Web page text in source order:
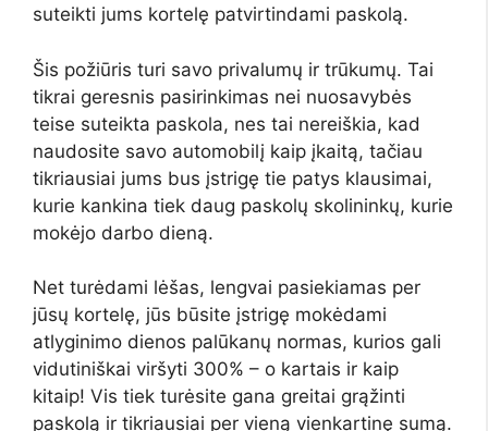
suteikti jums kortelę patvirtindami paskolą.
Šis požiūris turi savo privalumų ir trūkumų. Tai
tikrai geresnis pasirinkimas nei nuosavybės
teise suteikta paskola, nes tai nereiškia, kad
naudosite savo automobilį kaip įkaitą, tačiau
tikriausiai jums bus įstrigę tie patys klausimai,
kurie kankina tiek daug paskolų skolininkų, kurie
mokėjo darbo dieną.
Net turėdami lėšas, lengvai pasiekiamas per
jūsų kortelę, jūs būsite įstrigę mokėdami
atlyginimo dienos palūkanų normas, kurios gali
vidutiniškai viršyti 300% – o kartais ir kaip
kitaip! Vis tiek turėsite gana greitai grąžinti
paskolą ir tikriausiai per vieną vienkartinę sumą.